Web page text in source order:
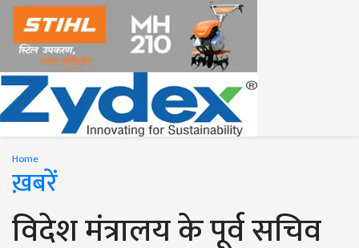
Home
ख़बरें
विदेश मंत्रालय के पूर्व सचिव